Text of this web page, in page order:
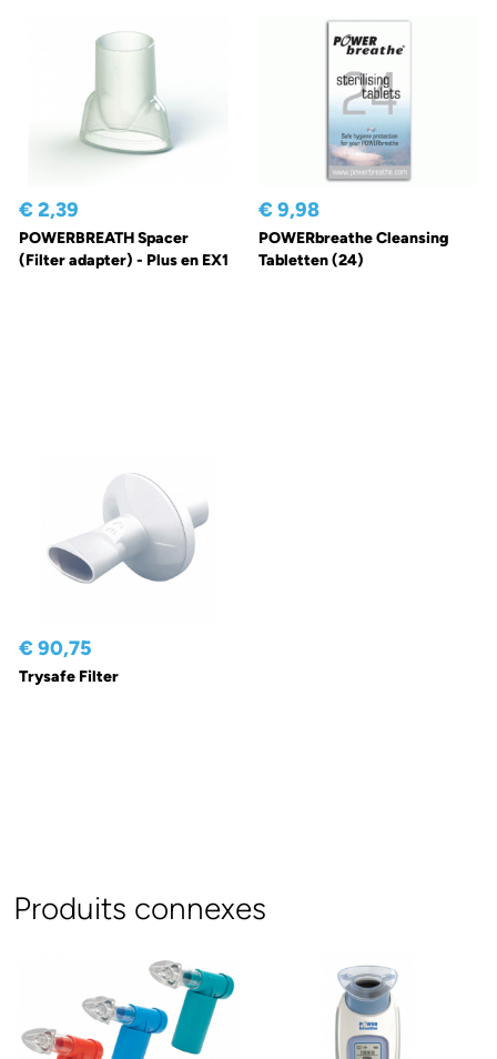
€ 2,39
POWERBREATH Spacer
(Filter adapter) - Plus en EX1
€ 9,98
POWERbreathe Cleansing
Tabletten (24)
€ 90,75
Trysafe Filter
Produits connexes